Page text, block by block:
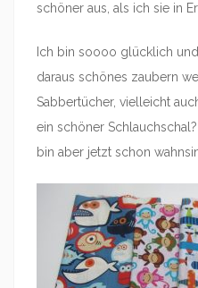
schöner aus, als ich sie in
Ich bin soooo glücklich
daraus schönes zaubern
Sabbertücher, vielleicht
ein schöner
bin aber jetzt schon